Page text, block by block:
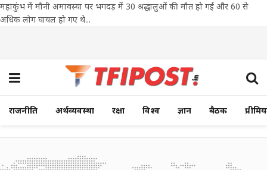
महाकुंभ में मौनी अमावस्या पर भगदड़ में 30 श्रद्धालुओं की मौत हो गई और 60 से
अधिक लोग घायल हो गए थे...
राजनीति अर्थव्यवस्था रक्षा विश्व ज्ञान बैठक